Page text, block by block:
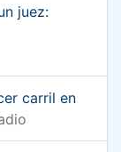
juez:
carril en